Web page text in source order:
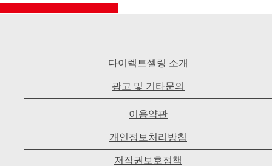
다이렉트셀링 소개
광고 및 기타문의
이용약관
개인정보처리방침
저작권보호정책